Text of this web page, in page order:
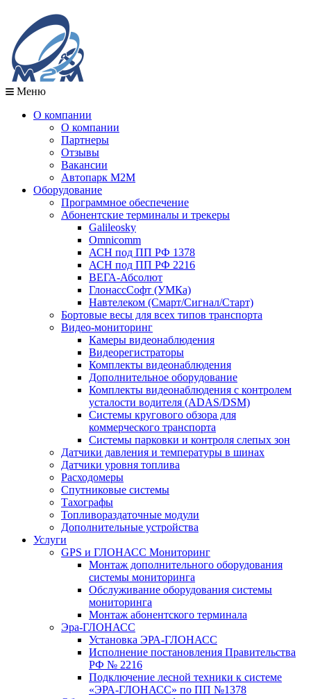
Меню
О компании
О компании
Партнеры
Отзывы
Вакансии
Автопарк М2М
Оборудование
Программное обеспечение
Абонентские терминалы и трекеры
Galileosky
Omnicomm
АСН под ПП РФ 1378
АСН под ПП РФ 2216
ВЕГА-Абсолют
ГлонассСофт (УМКа)
Навтелеком (Смарт/Сигнал/Старт)
Бортовые весы для всех типов транспорта
Видео-мониторинг
Камеры видеонаблюдения
Видеорегистраторы
Комплекты видеонаблюдения
Дополнительное оборудование
Комплекты видеонаблюдения с контролем
усталости водителя (ADAS/DSM)
Системы кругового обзора для
коммерческого транспорта
Системы парковки и контроля слепых зон
Датчики давления и температуры в шинах
Датчики уровня топлива
Расходомеры
Спутниковые системы
Тахографы
Топливораздаточные модули
Дополнительные устройства
Услуги
GPS и ГЛОНАСС Мониторинг
Монтаж дополнительного оборудования
системы мониторинга
Обслуживание оборудования системы
мониторинга
Монтаж абонентского терминала
Эра-ГЛОНАСС
Установка ЭРА-ГЛОНАСС
Исполнение постановления Правительства
РФ № 2216
Подключение лесной техники к системе
«ЭРА-ГЛОНАСС» по ПП №1378